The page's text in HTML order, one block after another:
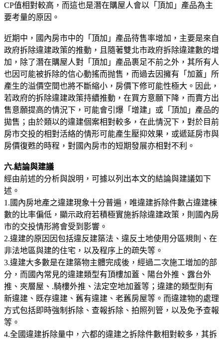
CP值相對較高，而這也是潛在購屋人會以「頂加」產品為主
要考量的原因。
近期中，國內房市中的「頂加」產品待售率增加，主要是來自
政府拆除違建政策的推動，且隨著雙北市政府拆除違建數的增
加，除了潛在購屋人對「頂加」產品裹足不前之外，其所有人
也因可能被拆除的信心動搖而抛售，而過去因擁有「加蓋」所
產生的溢價空間也將不斷縮小，房價下修可能性極大。因此，
若政府的拆除違建政策持續推動，在買方意願下降，而賣方出
售意願提高的情況下，可能會引爆「增建」或「頂加」產品的
拋售；由於類以的違建個案相對較多，在此情況下，對於目前
房市交投的相對活絡的情形可能產生壓抑效果，或遞延房市與
房價復甦的時程，對國內房市的短期發展亦相對不利。
六.結論與建議
經由前述的分析與說明，可據以列出本文的結論與建議如下
述。
1.國內房地產之違建現象十分普遍，唯違建拆除件數占違建棟
數的比率偏低，顯示政府若積極實施拆除違建政策，則國內房
市的交投情形將會受到影響。
2.違建的原因因包括違反建築法、違反土地使用分區規則、在
非法地區與建的住宅，以及程序上的疏失等。
3.違建大多數是在建築物主體完成後，經過二次施工增加的部
分，而國內常見的違建類型有頂樓加蓋、陽台外推、露台外
推、夾層屋、.騎樓外推、法定空地加蓋等；違建的類型則有
新違建、既存違建、舊有違建、老舊房屋等。而違建物的處理
方式包括即時強制拆除、查報拆除、拍照列管，以及免予查報
等。
4.全國違建拆除量中，六都的違建之拆除件數相對較多，其拆